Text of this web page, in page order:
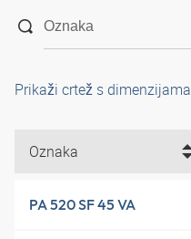
Prikaži crtež s dimenzijama
Oznaka
PA 520 SF 45 VA